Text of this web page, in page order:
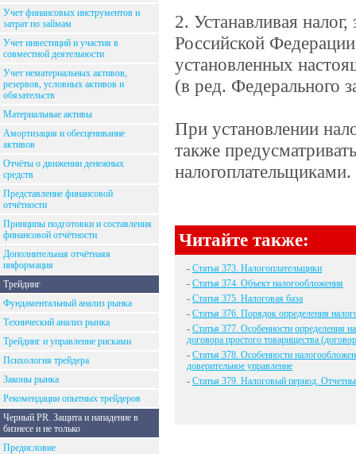
Учет финансовых инструментов и
затрат по займам
Учет инвестиций и участия в
совместной деятельности
Учет нематериальных активов,
резервов, условных активов и
обязательств
Материальные активы
Амортизация и обесценивание
активов
Отчёты о движении денежных
средств
Представление финансовой
отчётности
Принципы подготовки и составления
финансовой отчётности
Дополнительная отчётнаяя
информация
Трейдинг
Фундаментальный анализ рынка
Технический анализ рынка
Трейдинг и управление рисками
Психология трейдера
Законы рынка
Рекомендации опытных трейдеров
Черный PR. Защита и нападение в
бизнесе и не только
Предисловие
2. Устанавливая
Российской
установленных
(в ред. Федерального
При установлении
также
налогоплательщиками.
Читайте также:
- Статья 373. Налогоплательщики
- Статья 374. Объект налогообложения
- Статья 375. Налоговая база
- Статья 376. Порядок определения
- Статья 377. Особенности определения
договора простого товарищества
- Статья 378. Особенности
доверительное управление
- Статья 379. Налоговый период.